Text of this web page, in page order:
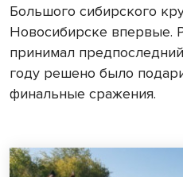
Большого сибирского
Новосибирске впервые.
принимал
году решено было
финальные сражения.